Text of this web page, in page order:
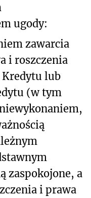
ugody:
zawarcia
i roszczenia
Kredytu lub
(w tym
zaspokojone, a
i prawa